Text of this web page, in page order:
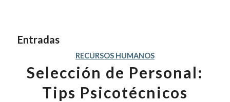
Entradas
RECURSOS HUMANOS
Selección de Personal:
Tips Psicotécnicos